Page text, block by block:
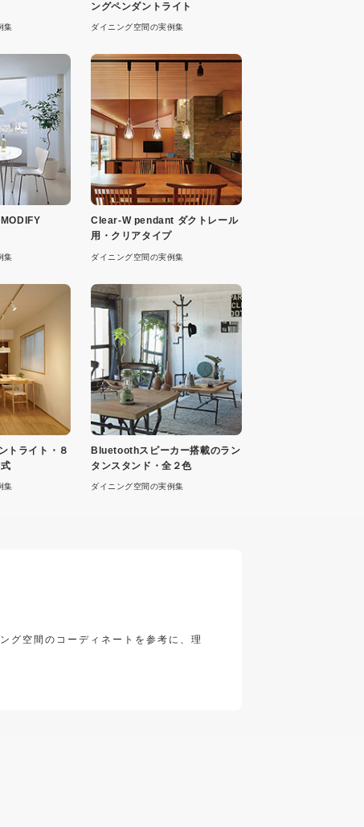
集
ングペンダントライト
ダイニング空間の実例集
集
Clear-W pendant ダクトレール
用・クリアタイプ
ダイニング空間の実例集
トライト・８
集
Bluetoothスピーカー搭載のラン
タンスタンド・全２色
ダイニング空間の実例集
グ空間のコーディネートを参考に、理